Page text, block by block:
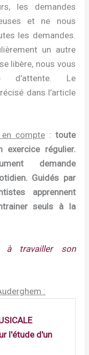
les demandes
et ne nous
les demandes.
un autre
libère, nous vous
d’attente. Le
dans l’article
compte: toute
exercice régulier.
demande
Guidés par
apprennent
seuls à la
à travailler son
:
l'étude d'un